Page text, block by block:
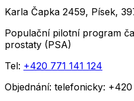
Karla Čapka 2459, Písek,
Populační pilotní program
prostaty (PSA)
Tel: +420 771 141 124
Objednání: telefonicky: +420